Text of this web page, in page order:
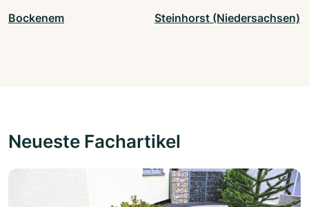
Bockenem Steinhorst (Niedersachsen)
Neueste Fachartikel